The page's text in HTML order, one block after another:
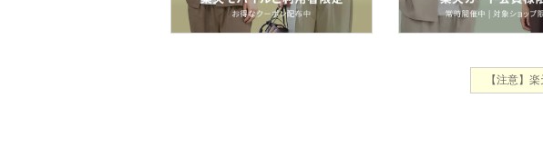
スポーツ・アウトドア用
【注意】